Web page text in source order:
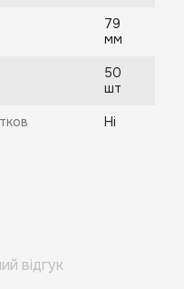
79
мм
50
шт
Ні
відгук